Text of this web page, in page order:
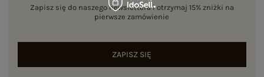
Zapisz się do naszego newslettera i otrzymaj 15% zniżki na
pierwsze zamówienie
ZAPISZ SIĘ